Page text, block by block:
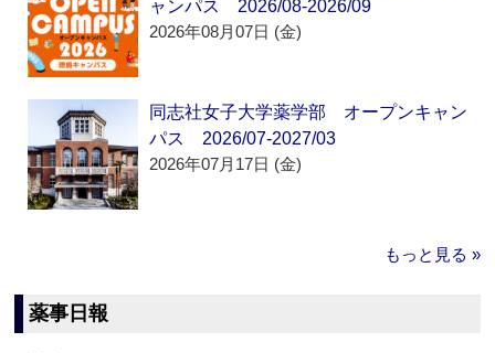
ャンパス 2026/08-2026/09
2026年08月07日 (金)
同志社女子大学薬学部 オープンキャン
パス 2026/07-2027/03
2026年07月17日 (金)
もっと見る »
薬事日報